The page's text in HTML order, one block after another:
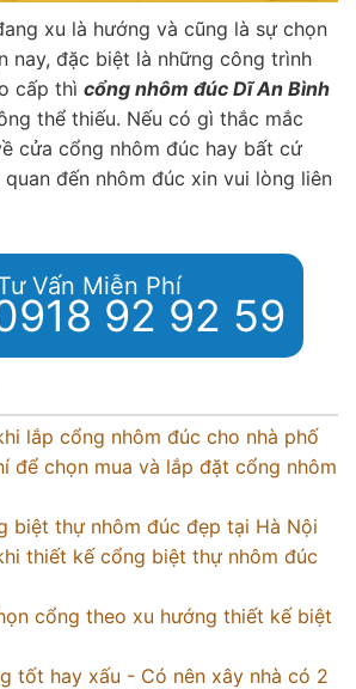
xu là hướng và cũng là sự chọn
nay, đặc biệt là những công trình
cấp thì cổng nhôm đúc Dĩ An Bình
thể thiếu. Nếu có gì thắc mắc
cửa cổng nhôm đúc hay bất cứ
đến nhôm đúc xin vui lòng liên
Vấn Miễn Phí
92 92 59
lắp cổng nhôm đúc cho nhà phố
để chọn mua và lắp đặt cổng nhôm
biệt thự nhôm đúc đẹp tại Hà Nội
thiết kế cổng biệt thự nhôm đúc
cổng theo xu hướng thiết kế biệt
tốt hay xấu - Có nên xây nhà có 2